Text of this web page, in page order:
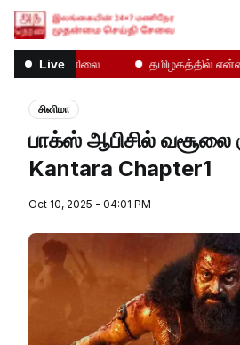
Live
சீரற்ற வானிலை தமிழகத்தில் என்ன
சினிமா
பாக்ஸ் ஆபிசில் வசூலை குவித்து வரும்
Kantara Chapter1
Oct 10, 2025 - 04:01 PM